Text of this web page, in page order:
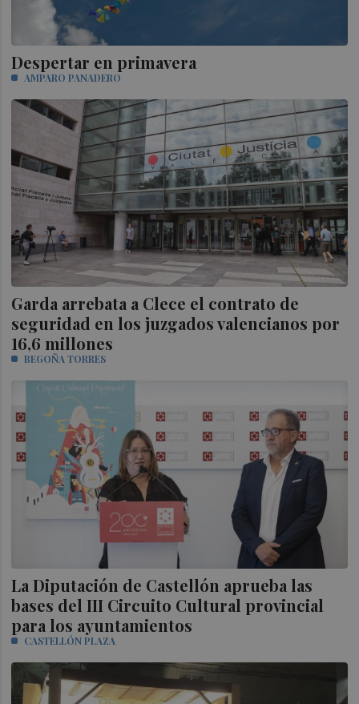
Despertar en primavera
AMPARO PANADERO
Garda arrebata a Clece el contrato de
seguridad en los juzgados valencianos por
16,6 millones
BEGOÑA TORRES
La Diputación de Castellón aprueba las
bases del III Circuito Cultural provincial
para los ayuntamientos
CASTELLÓN PLAZA